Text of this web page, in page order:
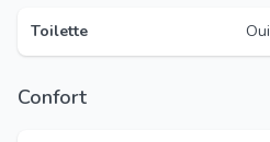
Toilette Oui
Confort